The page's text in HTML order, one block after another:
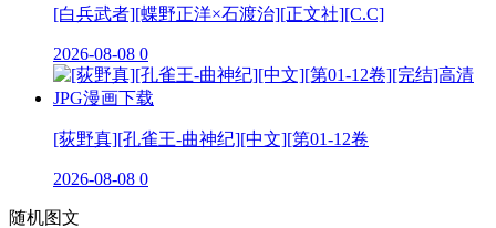
[白兵武者][蝶野正洋×石渡治][正文社][C.C]
2026-08-08 0
[荻野真][孔雀王-曲神纪][中文][第01-12卷
2026-08-08 0
随机图文